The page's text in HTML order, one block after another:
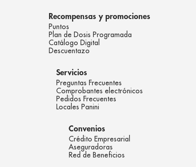
Recompensas y promociones
Puntos
Plan de Dosis Programada
Catálogo Digital
Descuentazo
Servicios
Preguntas Frecuentes
Comprobantes electrónicos
Pedidos Frecuentes
Locales Panini
Convenios
Crédito Empresarial
Aseguradoras
Red de Beneficios